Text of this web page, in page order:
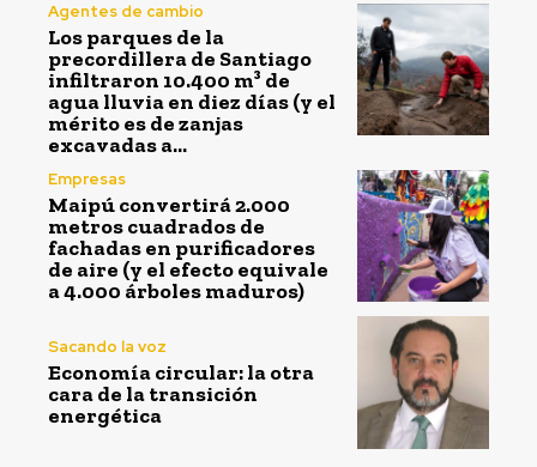
Agentes de cambio
Los parques de la
precordillera de Santiago
infiltraron 10.400 m³ de
agua lluvia en diez días (y el
mérito es de zanjas
excavadas a...
Empresas
Maipú convertirá 2.000
metros cuadrados de
fachadas en purificadores
de aire (y el efecto equivale
a 4.000 árboles maduros)
Sacando la voz
Economía circular: la otra
cara de la transición
energética